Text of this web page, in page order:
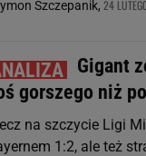
Szczepanik, 24
Gigant
gorszego niż
na szczycie Ligi
1:2, ale też